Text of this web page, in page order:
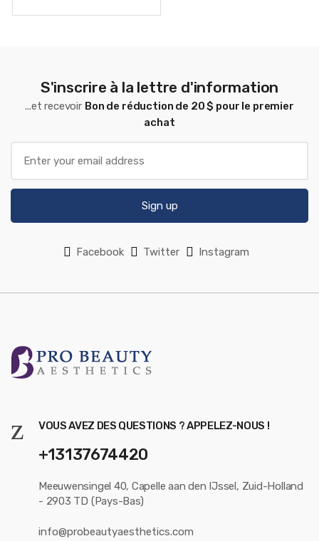
S'inscrire à la lettre d'information
...et recevoir Bon de réduction de 20 $ pour le premier
achat
Sign up
Facebook Twitter Instagram
VOUS AVEZ DES QUESTIONS ? APPELEZ-NOUS !
+13137674420
Meeuwensingel 40, Capelle aan den IJssel, Zuid-Holland
- 2903 TD (Pays-Bas)
info@probeautyaesthetics.com